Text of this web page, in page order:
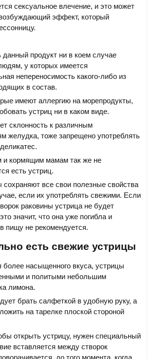
сексуальное влечение, и это может
эффект, который
данный продукт ни в коем случае
у которых имеется
непереносимость какого-либо из
в состав.
имеют аллергию на морепродукты,
устриц ни в каком виде.
склонность к различным
желудка, тоже запрещено употреблять
и кормящим мамам так же не
есть устриц.
все свои полезные свойства
если их употреблять свежими. Если
раковины устрица не будет
значит, что она уже погибла и
пищу не рекомендуется.
есть свежие устрицы
более насыщенного вкуса, устрицы
и политыми небольшим
лимона.
брать салфеткой в удобную руку, а
на тарелке плоской стороной
открыть устрицу, нужен специальный
вставляется между створок
до того момента, когда